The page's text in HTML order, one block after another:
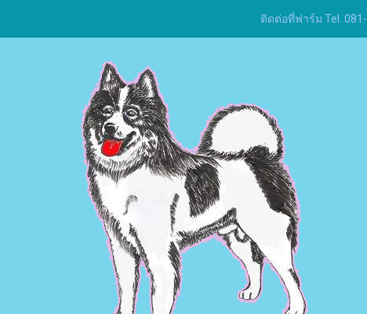
ติดต่อที่ฟาร์ม Tel.